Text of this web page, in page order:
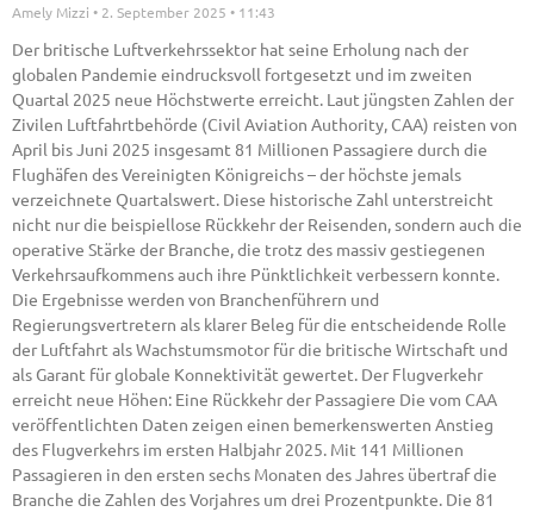
Amely Mizzi 2. September 2025 11:43
Der britische Luftverkehrssektor hat seine Erholung nach der
globalen Pandemie eindrucksvoll fortgesetzt und im zweiten
Quartal 2025 neue Höchstwerte erreicht. Laut jüngsten Zahlen der
Zivilen Luftfahrtbehörde (Civil Aviation Authority, CAA) reisten von
April bis Juni 2025 insgesamt 81 Millionen Passagiere durch die
Flughäfen des Vereinigten Königreichs – der höchste jemals
verzeichnete Quartalswert. Diese historische Zahl unterstreicht
nicht nur die beispiellose Rückkehr der Reisenden, sondern auch die
operative Stärke der Branche, die trotz des massiv gestiegenen
Verkehrsaufkommens auch ihre Pünktlichkeit verbessern konnte.
Die Ergebnisse werden von Branchenführern und
Regierungsvertretern als klarer Beleg für die entscheidende Rolle
der Luftfahrt als Wachstumsmotor für die britische Wirtschaft und
als Garant für globale Konnektivität gewertet. Der Flugverkehr
erreicht neue Höhen: Eine Rückkehr der Passagiere Die vom CAA
veröffentlichten Daten zeigen einen bemerkenswerten Anstieg
des Flugverkehrs im ersten Halbjahr 2025. Mit 141 Millionen
Passagieren in den ersten sechs Monaten des Jahres übertraf die
Branche die Zahlen des Vorjahres um drei Prozentpunkte. Die 81